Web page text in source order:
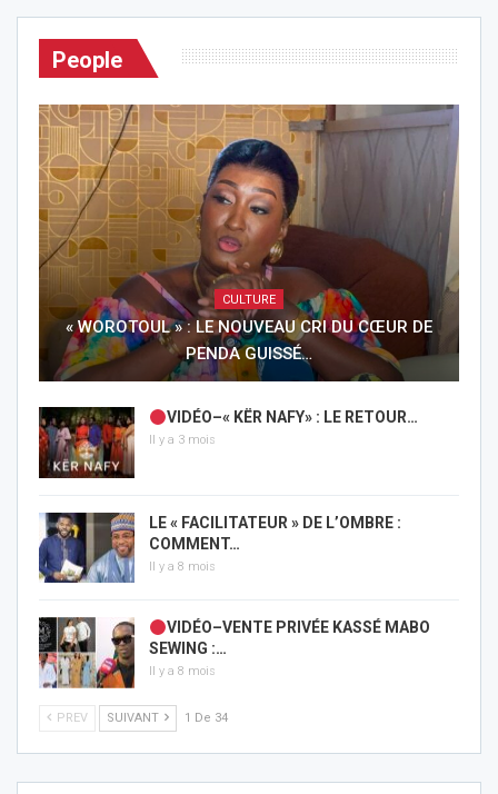
People
CULTURE
« WOROTOUL » : LE NOUVEAU CRI DU CŒUR DE
PENDA GUISSÉ…
VIDÉO–« KËR NAFY» : LE RETOUR…
Il y a 3 mois
LE « FACILITATEUR » DE L’OMBRE :
COMMENT…
Il y a 8 mois
VIDÉO–VENTE PRIVÉE KASSÉ MABO
SEWING :…
Il y a 8 mois
PREV SUIVANT 1 De 34